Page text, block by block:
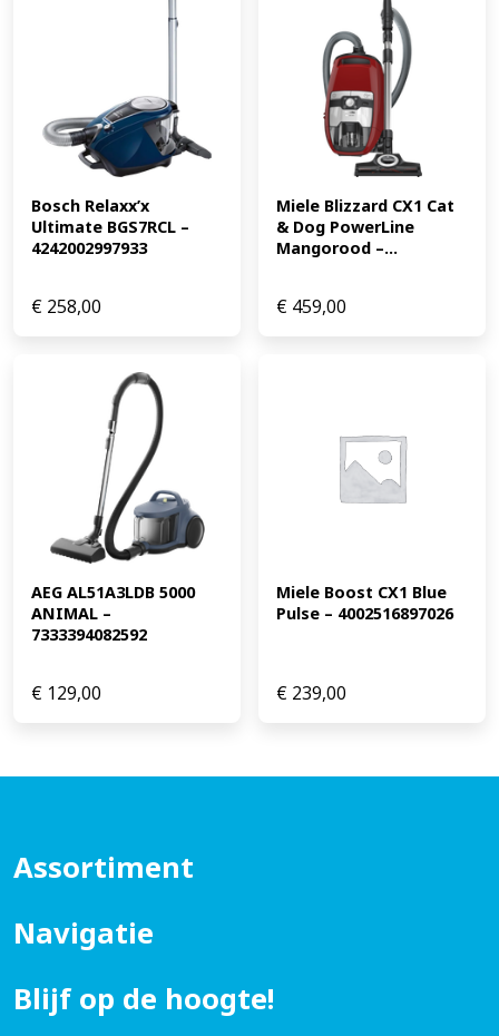
Bosch Relaxx’x
Ultimate BGS7RCL –
4242002997933
€ 258,00
Miele Blizzard CX1 Cat
& Dog PowerLine
Mangorood –...
€ 459,00
AEG AL51A3LDB 5000
ANIMAL –
7333394082592
€ 129,00
Miele Boost CX1 Blue
Pulse – 4002516897026
€ 239,00
Assortiment
Navigatie
Blijf op de hoogte!